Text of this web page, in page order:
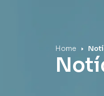
Home